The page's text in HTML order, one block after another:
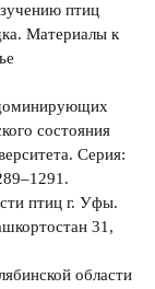
птиц
Материалы к
состояния
Серия:
птиц г. Уфы.
31,
области